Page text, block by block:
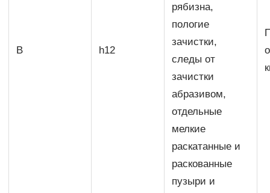
В h12
рябизна,
пологие
зачистки,
следы от
зачистки
абразивом,
отдельные
мелкие
раскатанные и
раскованные
пузыри и